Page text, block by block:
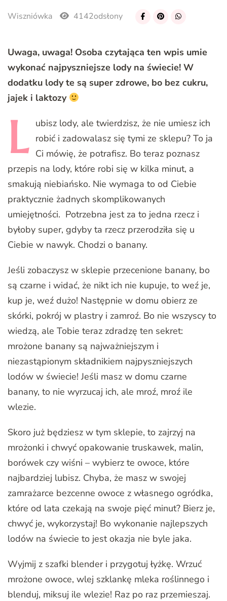
Wiszniówka 4142odsłony
Uwaga, uwaga! Osoba czytająca ten wpis umie
wykonać najpyszniejsze lody na świecie! W
dodatku lody te są super zdrowe, bo bez cukru,
jajek i laktozy
L ubisz lody, ale twierdzisz, że nie umiesz ich
robić i zadowalasz się tymi ze sklepu? To ja
Ci mówię, że potrafisz. Bo teraz poznasz
przepis na lody, które robi się w kilka minut, a
smakują niebiańsko. Nie wymaga to od Ciebie
praktycznie żadnych skomplikowanych
umiejętności. Potrzebna jest za to jedna rzecz i
byłoby super, gdyby ta rzecz przerodziła się u
Ciebie w nawyk. Chodzi o banany.
Jeśli zobaczysz w sklepie przecenione banany, bo
są czarne i widać, że nikt ich nie kupuje, to weź je,
kup je, weź dużo! Następnie w domu obierz ze
skórki, pokrój w plastry i zamroź. Bo nie wszyscy to
wiedzą, ale Tobie teraz zdradzę ten sekret:
mrożone banany są najważniejszym i
niezastąpionym składnikiem najpyszniejszych
lodów w świecie! Jeśli masz w domu czarne
banany, to nie wyrzucaj ich, ale mroź, mroź ile
wlezie.
Skoro już będziesz w tym sklepie, to zajrzyj na
mrożonki i chwyć opakowanie truskawek, malin,
borówek czy wiśni – wybierz te owoce, które
najbardziej lubisz. Chyba, że masz w swojej
zamrażarce bezcenne owoce z własnego ogródka,
które od lata czekają na swoje pięć minut? Bierz je,
chwyć je, wykorzystaj! Bo wykonanie najlepszych
lodów na świecie to jest okazja nie byle jaka.
Wyjmij z szafki blender i przygotuj łyżkę. Wrzuć
mrożone owoce, wlej szklankę mleka roślinnego i
blenduj, miksuj ile wlezie! Raz po raz przemieszaj.